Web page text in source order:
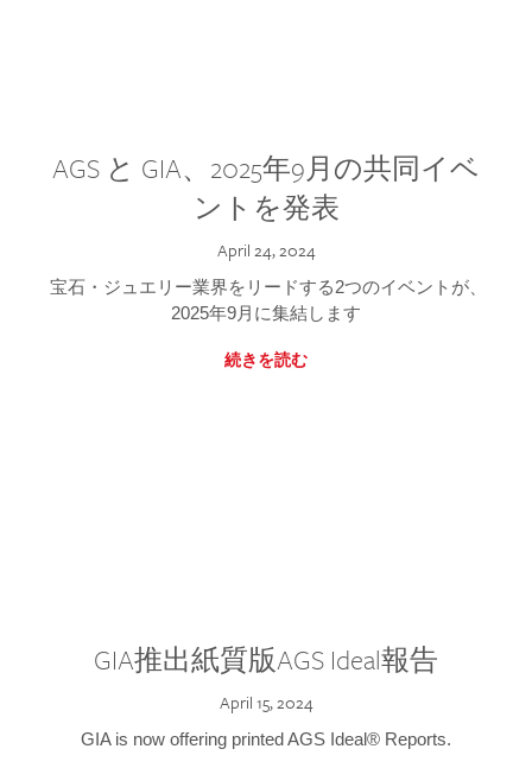
AGS と GIA、2025年9月の共同イベ
ントを発表
April 24, 2024
宝石・ジュエリー業界をリードする2つのイベントが、
2025年9月に集結します
続きを読む
GIA推出紙質版AGS Ideal報告
April 15, 2024
GIA is now offering printed AGS Ideal® Reports.